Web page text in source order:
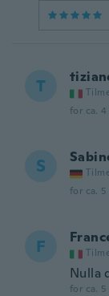
T
for ca. 4
S
for ca. 5
F
Nulla
for ca. 5